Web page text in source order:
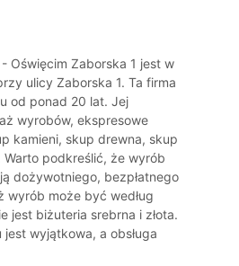
Oświęcim Zaborska 1 jest w
ulicy Zaborska 1. Ta firma
od ponad 20 lat. Jej
wyrobów, ekspresowe
kamieni, skup drewna, skup
podkreślić, że wyrób
dożywotniego, bezpłatnego
wyrób może być według
jest biżuteria srebrna i złota.
wyjątkowa, a obsługa